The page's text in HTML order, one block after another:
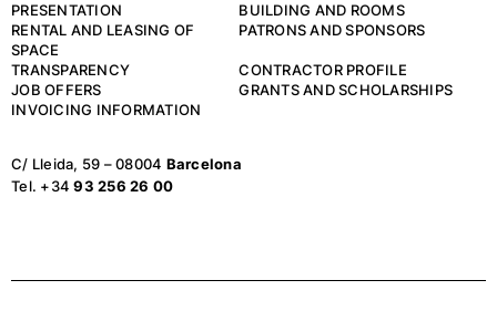
PRESENTATION
BUILDING AND ROOMS
RENTAL AND LEASING OF
SPACE
PATRONS AND SPONSORS
TRANSPARENCY
CONTRACTOR PROFILE
JOB OFFERS
GRANTS AND SCHOLARSHIPS
INVOICING INFORMATION
C/ Lleida, 59 – 08004 Barcelona
Tel. +3493 256 26 00